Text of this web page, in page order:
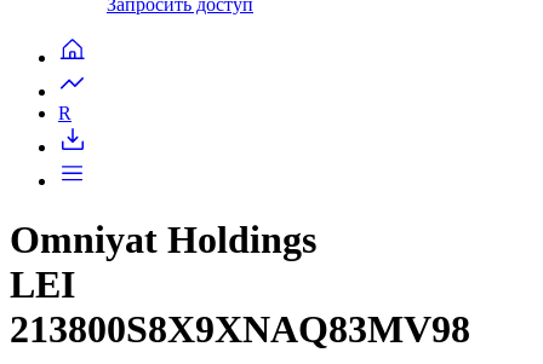
R
Omniyat Holdings
LEI
213800S8X9XNAQ83MV98